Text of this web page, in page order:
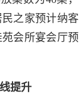
之家预计纳客
会所宴会厅预
提升